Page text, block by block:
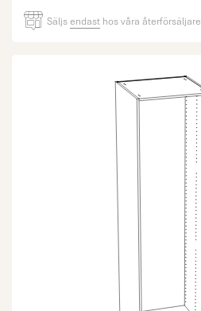
Säljsendast hos våra återförsäljare